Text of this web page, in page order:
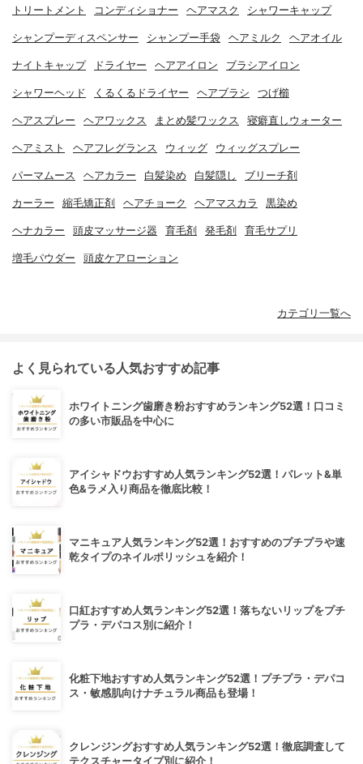
トリートメント コンディショナー ヘアマスク シャワーキャップ
シャンプーディスペンサー シャンプー手袋 ヘアミルク ヘアオイル
ナイトキャップ ドライヤー ヘアアイロン ブラシアイロン
シャワーヘッド くるくるドライヤー ヘアブラシ つげ櫛
ヘアスプレー ヘアワックス まとめ髪ワックス 寝癖直しウォーター
ヘアミスト ヘアフレグランス ウィッグ ウィッグスプレー
パーマムース ヘアカラー 白髪染め 白髪隠し ブリーチ剤
カーラー 縮毛矯正剤 ヘアチョーク ヘアマスカラ 黒染め
ヘナカラー 頭皮マッサージ器 育毛剤 発毛剤 育毛サプリ
増毛パウダー 頭皮ケアローション
カテゴリ一覧へ
よく見られている人気おすすめ記事
ホワイトニング歯磨き粉おすすめランキング52選！口コミ
の多い市販品を中心に
アイシャドウおすすめ人気ランキング52選！パレット&単
色&ラメ入り商品を徹底比較！
マニキュア人気ランキング52選！おすすめのプチプラや速
乾タイプのネイルポリッシュを紹介！
口紅おすすめ人気ランキング52選！落ちないリップをプチ
プラ・デパコス別に紹介！
化粧下地おすすめ人気ランキング52選！プチプラ・デパコ
ス・敏感肌向けナチュラル商品も登場！
クレンジングおすすめ人気ランキング52選！徹底調査して
テクスチャータイプ別に紹介！